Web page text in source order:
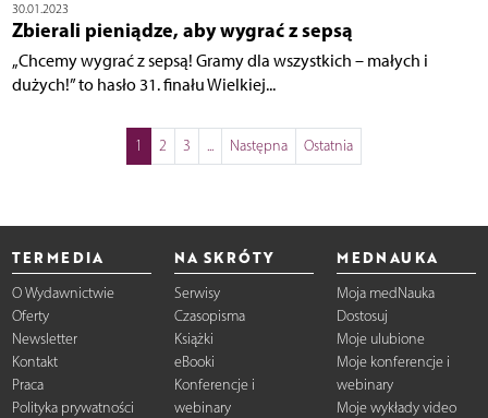
30.01.2023
Zbierali pieniądze, aby wygrać z sepsą
„Chcemy wygrać z sepsą! Gramy dla wszystkich – małych i
dużych!” to hasło 31. finału Wielkiej...
1 2 3 ... Następna Ostatnia
TERMEDIA
O Wydawnictwie
Oferty
Newsletter
Kontakt
Praca
Polityka prywatności
NA SKRÓTY
Serwisy
Czasopisma
Książki
eBooki
Konferencje i
webinary
MEDNAUKA
Moja medNauka
Dostosuj
Moje ulubione
Moje konferencje i
webinary
Moje wykłady video